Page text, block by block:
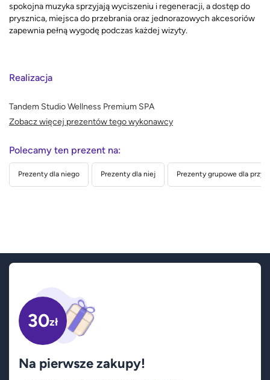
spokojna muzyka sprzyjają wyciszeniu i regeneracji, a dostęp do
prysznica, miejsca do przebrania oraz jednorazowych akcesoriów
zapewnia pełną wygodę podczas każdej wizyty.
Realizacja
Tandem Studio Wellness Premium SPA
Zobacz więcej prezentów tego wykonawcy
Polecamy ten prezent na:
Prezenty dla niego Prezenty dla niej Prezenty grupowe dla
30zł
Na pierwsze zakupy!